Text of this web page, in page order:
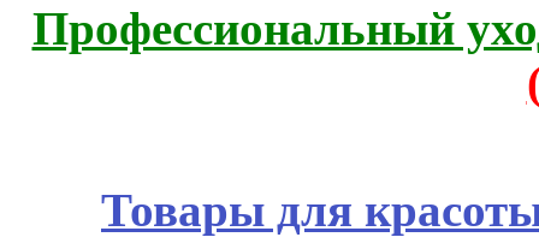
Профессиональный
Товары для